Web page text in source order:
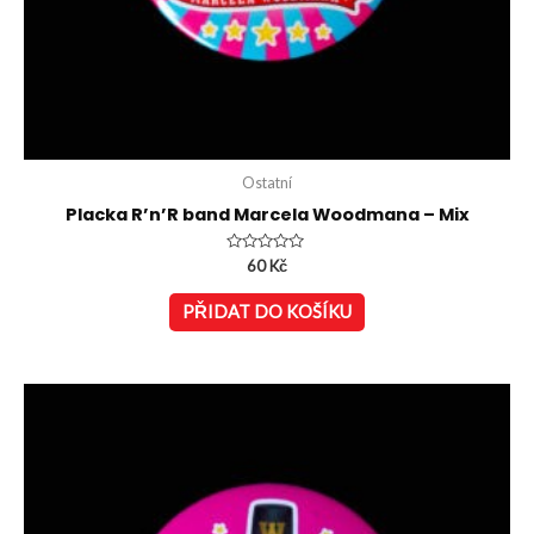
Ostatní
Placka R’n’R band Marcela Woodmana – Mix
Hodnocení
z
5
60Kč
PŘIDAT DO KOŠÍKU